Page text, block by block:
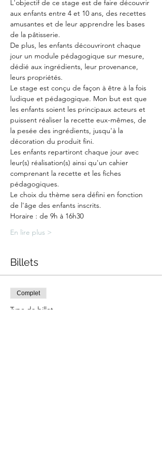
L'objectif de ce stage est de faire découvrir
aux enfants entre 4 et 10 ans, des recettes
amusantes et de leur apprendre les bases
de la pâtisserie.
De plus, les enfants découvriront chaque
jour un module pédagogique sur mesure,
dédié aux ingrédients, leur provenance,
leurs propriétés.
Le stage est conçu de façon à être à la fois
ludique et pédagogique. Mon but est que
les enfants soient les principaux acteurs et
puissent réaliser la recette eux-mêmes, de
la pesée des ingrédients, jusqu'à la
décoration du produit fini.
Les enfants repartiront chaque jour avec
leur(s) réalisation(s) ainsi qu'un cahier
comprenant la recette et les fiches
pédagogiques.
Le choix du thème sera défini en fonction
de l'âge des enfants inscrits.
Horaire : de 9h à 16h30
En lire plus >
Billets
Complet
Type de billet